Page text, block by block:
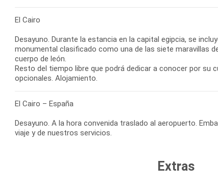
El Cairo
Desayuno. Durante la estancia en la capital egipcia, se
monumental clasificado como una de las siete maravillas
cuerpo de león.
Resto del tiempo libre que podrá dedicar a conocer por
opcionales. Alojamiento.
El Cairo – España
Desayuno. A la hora convenida traslado al aeropuerto.
viaje y de nuestros servicios.
Extras